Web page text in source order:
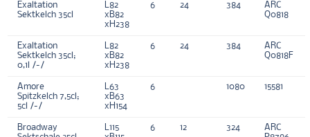
Exaltation
Sektkelch 35cl
L82
xB82
xH238
6 24 384
ARC
Q0818
Exaltation
Sektkelch 35cl;
0,1l /-/
L82
xB82
xH238
6 24 384
ARC
Q0818F
Amore
Spitzkelch 7,5cl;
5cl /-/
L63
xB63
xH154
6 1080 15581
Broadway
L115
6 12 324
ARC